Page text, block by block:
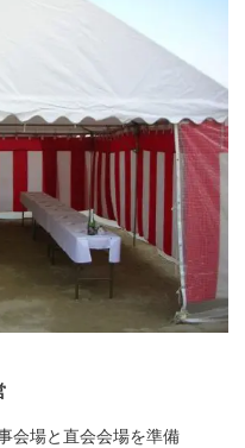
会場と直会会場を準備